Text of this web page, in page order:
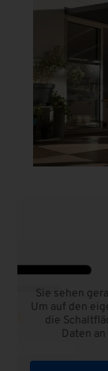
Sie sehen
Um auf den
die
Daten